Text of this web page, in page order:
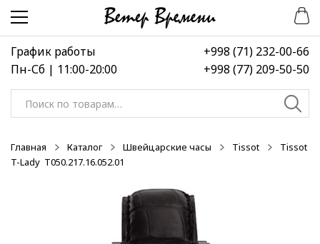
Перейти
навигации
Перейти
содержимому
График работы
Пн-Сб | 11:00-20:00
+998 (71) 232-00-66
+998 (77) 209-50-50
Искать:
Главная Каталог Швейцарские часы Tissot
Tissot
T-Lady T050.217.16.052.01
-50%
-50%
-50%